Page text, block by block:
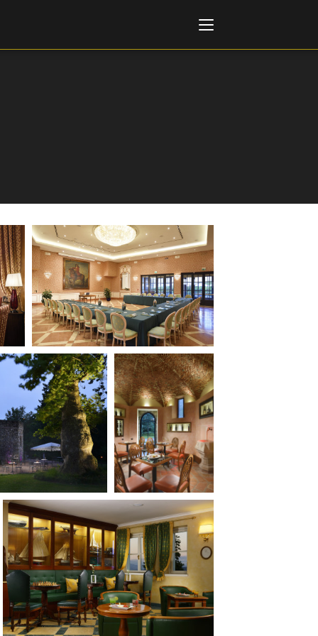
MARKETS, AWARDS
Film Festival Rotterdam
Berlin
Cannes
Festival - Bio to B Industry
Festival
d’Arte
Venezia
Film Festival
di Roma
Festival
Accedi al tuo profilo
Nuovo utente
noi
- Scuola e Lavoro
Economici per
lavori in economia